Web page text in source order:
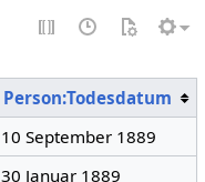
Person:Todesdatum
10 September 1889
30 Januar 1889